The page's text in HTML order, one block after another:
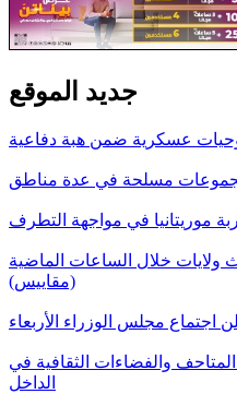
جديد الموقع
عسكرية ضمن هبة دفاعية
مجموعات مسلحة في عدة مناطق
موريتانيا في مواجهة التطرف
خلال الساعات الماضية
(مقاييس)
اجتماع مجلس الوزراء الأربعاء
والفضاءات الثقافية في
الداخل